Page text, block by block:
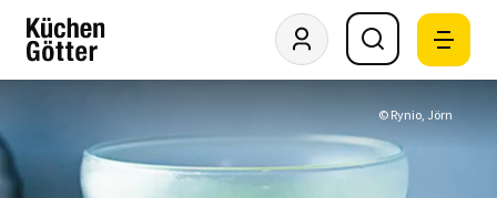
© Rynio, Jörn